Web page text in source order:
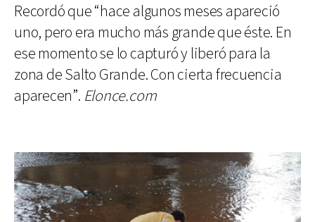
Recordó que “hace algunos meses apareció
uno, pero era mucho más grande que éste. En
ese momento se lo capturó y liberó para la
zona de Salto Grande. Con cierta frecuencia
aparecen”. Elonce.com